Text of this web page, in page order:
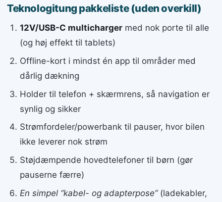
Teknologitung pakkeliste (uden overkill)
12V/USB-C multichargermed nok porte til alle
(og høj effekt til tablets)
Offline-kort i mindst én app til områder med
dårlig dækning
Holder til telefon + skærmrens, så navigation er
synlig og sikker
Strømfordeler/powerbank til pauser, hvor bilen
ikke leverer nok strøm
Støjdæmpende hovedtelefoner til børn (gør
pauserne færre)
En simpel “kabel- og adapterpose”(ladekabler,